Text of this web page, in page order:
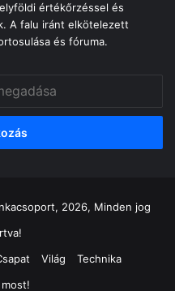
értékőrzéssel és
A falu iránt elkötelezett
és fóruma.
2026, Minden jog
Világ
Technika
most!